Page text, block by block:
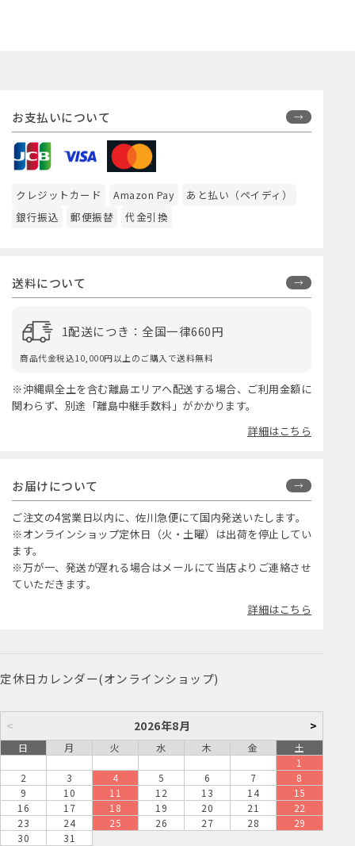
お支払いについて
クレジットカード Amazon Pay
あと払い（ペイディ）
銀行振込
郵便振替 代金引換
送料について
1配送につき：全国一律660円
商品代金税込10,000円以上のご購入で送料無料
※沖縄県全土を含む離島エリアへ配送する場合、ご利用金額に
関わらず、別途「離島中継手数料」がかかります。
詳細はこちら
お届けについて
ご注文の4営業日以内に、佐川急便にて国内発送いたします。
※オンラインショップ定休日（火・土曜）は出荷を停止してい
ます。
※万が一、発送が遅れる場合はメールにて当店よりご連絡させ
ていただきます。
詳細はこちら
定休日カレンダー(オンラインショップ)
< 2026年8月 >
日 月 火 水 木 金
土
1
2
3 4 5 6 7
8
9
10 11 12 13 14
15
16
17 18 19 20 21
22
23
24 25 26 27 28
29
30
31